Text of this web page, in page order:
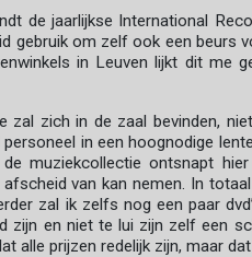
de jaarlijkse International
gebruik om zelf ook een beurs
in Leuven lijkt dit me
zal zich in de zaal bevinden,
in een hoognodige
muziekcollectie ontsnapt
van kan nemen. In
zal ik zelfs nog een paar
zijn en niet te lui zijn zelf een
alle prijzen redelijk zijn, maar